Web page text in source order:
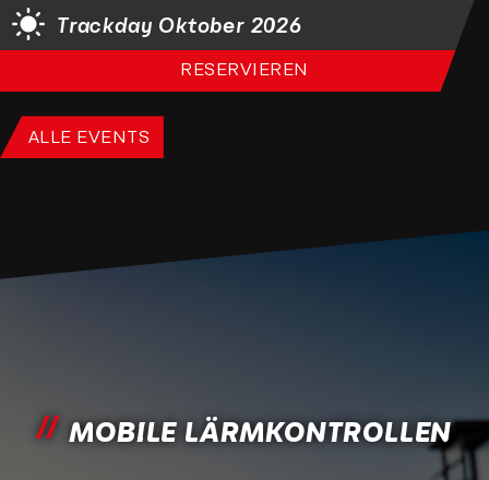
Trackday Oktober 2026
RESERVIEREN
ALLE EVENTS
MOBILE LÄRMKONTROLLEN